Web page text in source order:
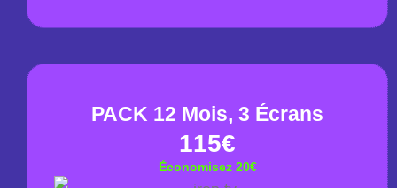
PACK 12 Mois, 3 Écrans
115€
Économisez 20€